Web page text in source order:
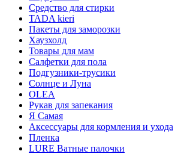
Средство для стирки
TADA kieri
Пакеты для заморозки
Хаузхолд
Товары для мам
Салфетки для пола
Подгузники-трусики
Солнце и Луна
OLEA
Рукав для запекания
Я Самая
Аксессуары для кормления и ухода
Пленка
LURE Ватные палочки